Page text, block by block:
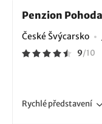
Penzion Pohoda
České Švýcarsko
9/10
Rychlépředstavení